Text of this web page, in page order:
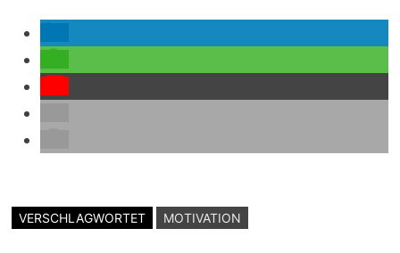
VERSCHLAGWORTET MOTIVATION